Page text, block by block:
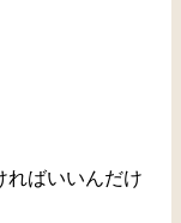
ればいいんだけ